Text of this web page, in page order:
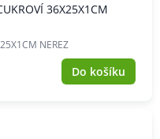
36X25X1CM
NEREZ
Do košíku